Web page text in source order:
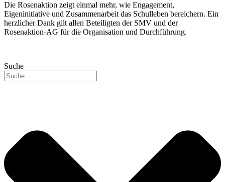
Die Rosenaktion zeigt einmal mehr, wie Engagement,
Eigeninitiative und Zusammenarbeit das Schulleben bereichern. Ein
herzlicher Dank gilt allen Beteiligten der SMV und der
Rosenaktion-AG für die Organisation und Durchführung.
Suche